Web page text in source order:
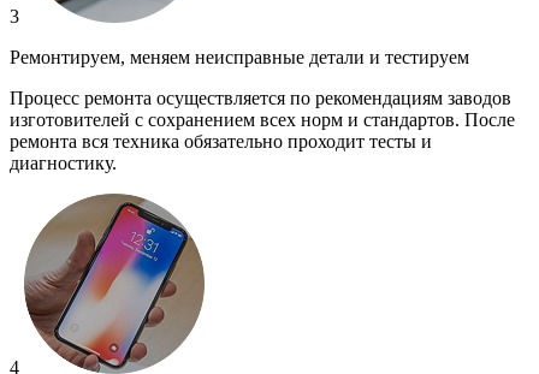
3
Ремонтируем, меняем неисправные детали и тестируем
Процесс ремонта осуществляется по рекомендациям заводов
изготовителей с сохранением всех норм и стандартов. После
ремонта вся техника обязательно проходит тесты и
диагностику.
4